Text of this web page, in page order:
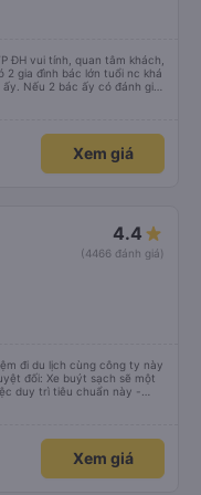
ĐH vui tính, quan tâm khách,
Nếu 2 bác ấy có đánh giá
đúng. 2 bác nói rất to. To
hệ sđt của mình, mình hỗ
1. À các bạn nữ lễ tân xinh
note là (một mình) yêu
Xem giá
4.4
(4466 đánh giá)
đi du lịch cùng công ty này
đối: Xe buýt sạch sẽ một
duy trì tiêu chuẩn này -
tôi thấy sự chú trọng đến
USB và USB-C, đây cũng
thanh bình: Họ không bật
dễ dàng thư giãn và ngủ
Xem giá